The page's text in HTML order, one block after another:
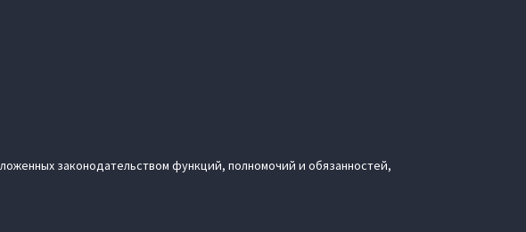
законодательством функций, полномочий и обязанностей,